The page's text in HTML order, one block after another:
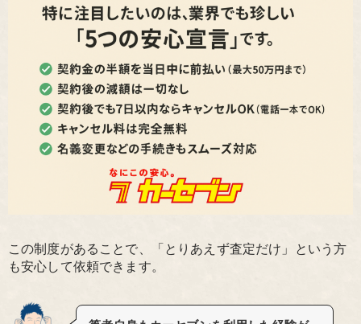
この制度があることで、「とりあえず査定だけ」という方
も安心して依頼できます。